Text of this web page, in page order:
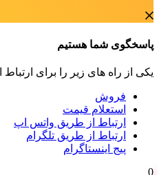
پاسخگوی شما هستیم
یکی از راه های زیر را برای ارتباط
فروش
استعلام قیمت
ارتباط از طریق واتس اپ
ارتباط از طریق تلگرام
پیج اینستاگرام
0